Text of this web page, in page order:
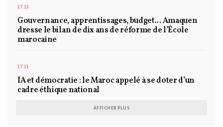
17:13
Gouvernance, apprentissages, budget... Amaquen
dresse le bilan de dix ans de réforme de l’École
marocaine
17:11
IA et démocratie : le Maroc appelé à se doter d’un
cadre éthique national
AFFICHER PLUS